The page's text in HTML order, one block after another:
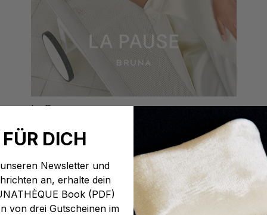
La Pause
WARENKORB IST LEER. ENTDECKE UNSERE
DICH
Newsletter und
an, erhalte dein
Book (PDF)
von drei Gutscheinen im